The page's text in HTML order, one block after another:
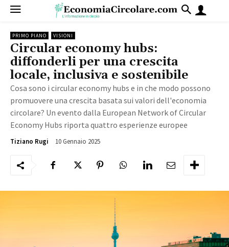
PRIMO PIANO VISIONI
Circular economy hubs:
diffonderli per una crescita
locale, inclusiva e sostenibile
Cosa sono i circular economy hubs e in che modo possono
promuovere una crescita basata sui valori dell'economia
circolare? Un evento dalla European Network of Circular
Economy Hubs riporta quattro esperienze europee
Tiziano Rugi 10 Gennaio 2025